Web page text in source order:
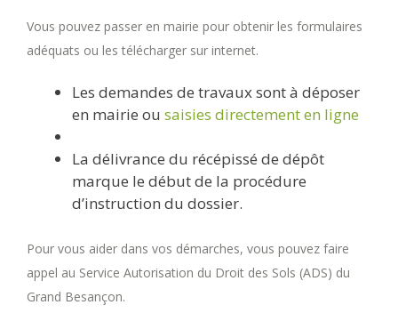
Vous pouvez passer en mairie pour obtenir les formulaires
adéquats ou les télécharger sur internet.
Les demandes de travaux sont à déposer
en mairie ou saisies directement en ligne
La délivrance du récépissé de dépôt
marque le début de la procédure
d’instruction du dossier.
Pour vous aider dans vos démarches, vous pouvez faire
appel au Service Autorisation du Droit des Sols (ADS) du
Grand Besançon.